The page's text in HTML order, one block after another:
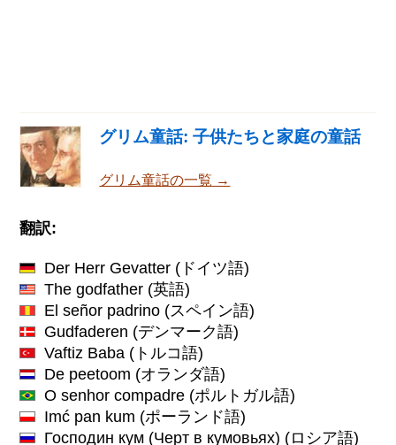
グリム童話: 子供たちと家庭の童話
グリム童話の一覧 →
翻訳:
Der Herr Gevatter (ドイツ語)
The godfather (英語)
El señor padrino (スペイン語)
Gudfaderen (デンマーク語)
Vaftiz Baba (トルコ語)
De peetoom (オランダ語)
O senhor compadre (ポルトガル語)
Imć pan kum (ポーランド語)
Господин кум (Черт в кумовьях) (ロシア語)